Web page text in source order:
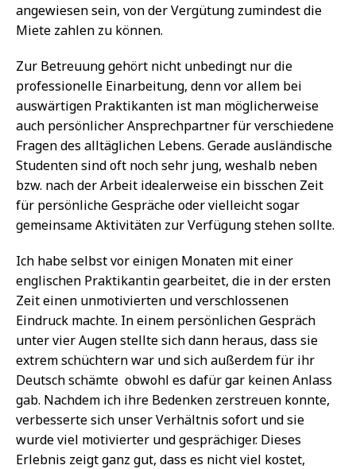
angewiesen sein, von der Vergütung zumindest die
Miete zahlen zu können.
Zur Betreuung gehört nicht unbedingt nur die
professionelle Einarbeitung, denn vor allem bei
auswärtigen Praktikanten ist man möglicherweise
auch persönlicher Ansprechpartner für verschiedene
Fragen des alltäglichen Lebens. Gerade ausländische
Studenten sind oft noch sehr jung, weshalb neben
bzw. nach der Arbeit idealerweise ein bisschen Zeit
für persönliche Gespräche oder vielleicht sogar
gemeinsame Aktivitäten zur Verfügung stehen sollte.
Ich habe selbst vor einigen Monaten mit einer
englischen Praktikantin gearbeitet, die in der ersten
Zeit einen unmotivierten und verschlossenen
Eindruck machte. In einem persönlichen Gespräch
unter vier Augen stellte sich dann heraus, dass sie
extrem schüchtern war und sich außerdem für ihr
Deutsch schämte  obwohl es dafür gar keinen Anlass
gab. Nachdem ich ihre Bedenken zerstreuen konnte,
verbesserte sich unser Verhältnis sofort und sie
wurde viel motivierter und gesprächiger. Dieses
Erlebnis zeigt ganz gut, dass es nicht viel kostet,